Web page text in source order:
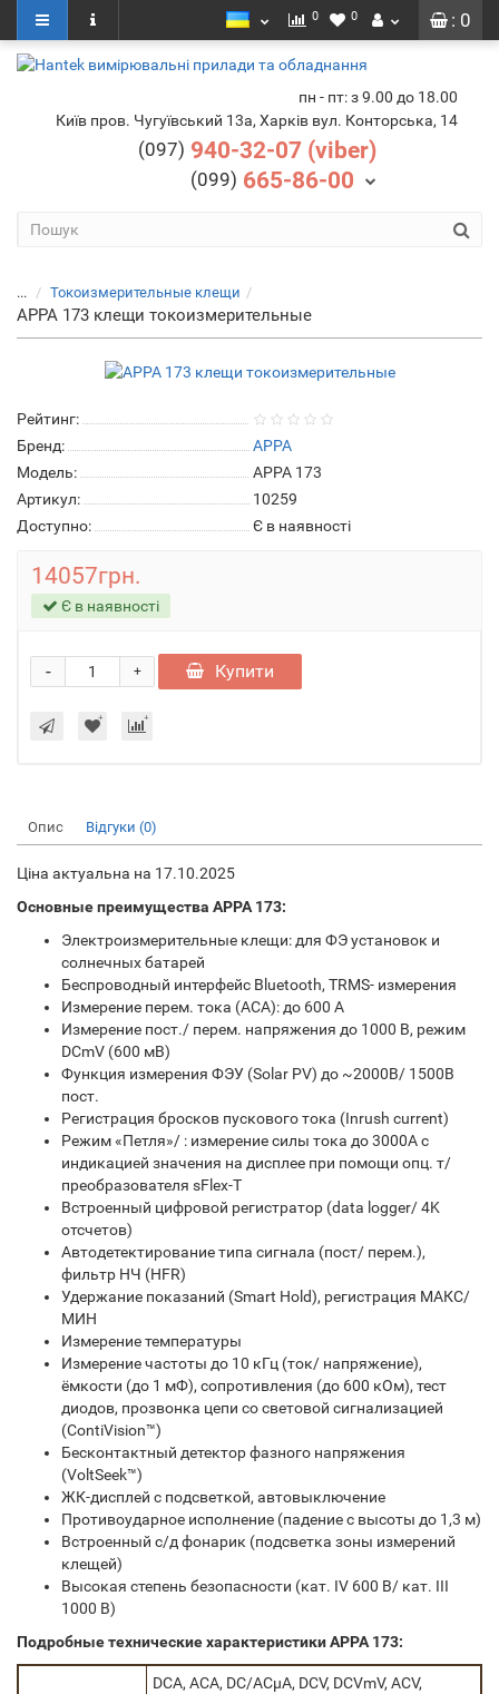
: 0
0 0
пн - пт: з 9.00 до 18.00
Київ пров. Чугуївський 13а, Харків вул. Конторська, 14
(097) 940-32-07 (viber)
(099) 665-86-00
... Токоизмерительные клещи
APPA 173 клещи токоизмерительные
Рейтинг:
Бренд:
APPA
Модель:
APPA 173
Артикул:
10259
Доступно:
Є в наявності
14057грн.
Є в наявності
+
- Купити
Опис Відгуки (0)
Ціна актуальна на 17.10.2025
Основные преимущества APPA 173:
Электроизмерительные клещи: для ФЭ установок и
солнечных батарей
Беспроводный интерфейс Bluetooth, TRMS- измерения
Измерение перем. тока (ACA): до 600 А
Измерение пост./ перем. напряжения до 1000 В, режим
DCmV (600 мВ)
Функция измерения ФЭУ (Solar PV) до ~2000В/ 1500В
пост.
Регистрация бросков пускового тока (Inrush current)
Режим «Петля»/ : измерение силы тока до 3000А с
индикацией значения на дисплее при помощи опц. т/
преобразователя sFlex-T
Встроенный цифровой регистратор (data logger/ 4K
отсчетов)
Автодетектирование типа сигнала (пост/ перем.),
фильтр НЧ (HFR)
Удержание показаний (Smart Hold), регистрация МАКС/
МИН
Измерение температуры
Измерение частоты до 10 кГц (ток/ напряжение),
ёмкости (до 1 мФ), сопротивления (до 600 кОм), тест
диодов, прозвонка цепи со световой сигнализацией
(ContiVision™)
Бесконтактный детектор фазного напряжения
(VoltSeek™)
ЖК-дисплей с подсветкой, автовыключение
Противоударное исполнение (падение с высоты до 1,3 м)
Встроенный с/д фонарик (подсветка зоны измерений
клещей)
Высокая степень безопасности (кат. IV 600 В/ кат. III
1000 В)
Подробные технические характеристики APPA 173:
DCA, ACA, DC/ACμA, DCV, DCVmV, ACV,